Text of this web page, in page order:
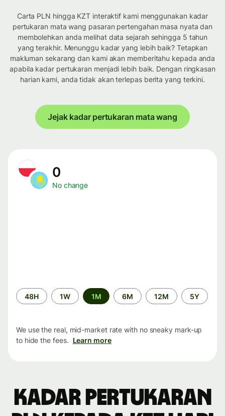
Carta PLN hingga KZT interaktif kami menggunakan kadar
pertukaran mata wang pasaran pertengahan masa nyata dan
membolehkan anda melihat data sejarah sehingga 5 tahun
yang terakhir. Menunggu kadar yang lebih baik? Tetapkan
makluman sekarang dan kami akan memberitahu kepada anda
apabila kadar pertukaran menjadi lebih baik. Dengan ringkasan
harian kami, anda tidak akan terlepas berita yang terkini.
Jejak kadar pertukaran mata wang
0
No change
Time
period
48H 1W 1M 6M 12M 5Y
We use the real, mid-market rate with no sneaky mark-up
to hide the fees. Learn more
Kadar pertukaran